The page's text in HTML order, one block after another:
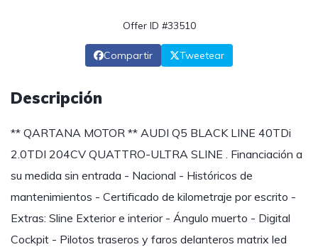
Offer ID #33510
Compartir Tweetear
Descripción
** QARTANA MOTOR ** AUDI Q5 BLACK LINE 40TDi
2.0TDI 204CV QUATTRO-ULTRA SLINE . Financiación a
su medida sin entrada - Nacional - Históricos de
mantenimientos - Certificado de kilometraje por escrito -
Extras: Sline Exterior e interior - Ángulo muerto - Digital
Cockpit - Pilotos traseros y faros delanteros matrix led